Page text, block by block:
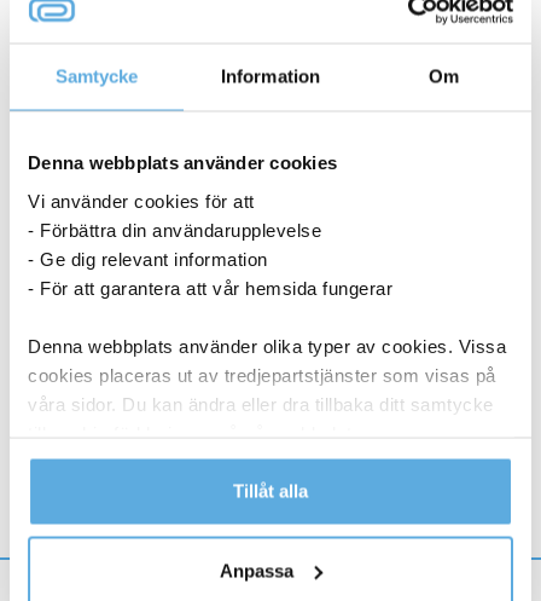
Samtycke Information Om
Denna webbplats använder cookies
Vi använder cookies för att
- Förbättra din användarupplevelse
- Ge dig relevant information
- För att garantera att vår hemsida fungerar
Denna webbplats använder olika typer av cookies. Vissa
cookies placeras ut av tredjepartstjänster som visas på
våra sidor. Du kan ändra eller dra tillbaka ditt samtycke
Läs mer i vår integritetspolicy om vilka vi är, hur du
kontaktar oss och på vilket sätt vi behandlar
Tillåt alla
Anpassa
Märkband Dymo Letra tag vit
112,44kr
Märkband
Dymo
mängd
Köp nu